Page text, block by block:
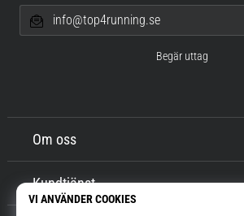
Om oss
Kundtjänst
info@top4running.se
Begär uttag